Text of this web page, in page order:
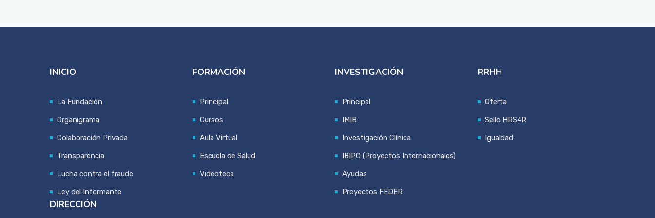
INICIO
La Fundación
Organigrama
Colaboración Privada
Transparencia
Lucha contra el fraude
Ley del Informante
FORMACIÓN
Principal
Cursos
Aula Virtual
Escuela de Salud
Videoteca
INVESTIGACIÓN
Principal
IMIB
Investigación Clínica
IBIPO (Proyectos Internacionales)
Ayudas
Proyectos FEDER
RRHH
Oferta
Sello HRS4R
Igualdad
DIRECCIÓN